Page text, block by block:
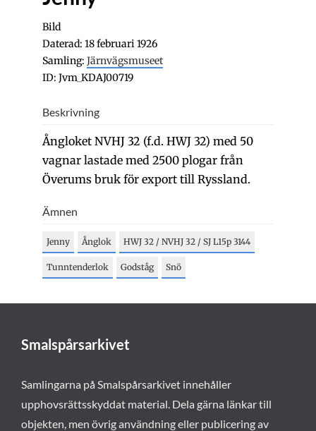
Bild
Daterad: 18 februari 1926
Samling: Järnvägsmuseet
ID: Jvm_KDAJ00719
Beskrivning
Ångloket NVHJ 32 (f.d. HWJ 32) med 50
vagnar lastade med 2500 plogar från
Överums bruk för export till Ryssland.
Ämnen
Jenny Ånglok HWJ 32 / NVHJ 32 / SJ L15p 3144
Tunntenderlok Godståg Snö
Smalspårsarkivet
Samlingarna på Smalspårsarkivet innehåller
upphovsrättsskyddat material. Dela gärna länkar till
objekten, men övrig användning eller publicering av